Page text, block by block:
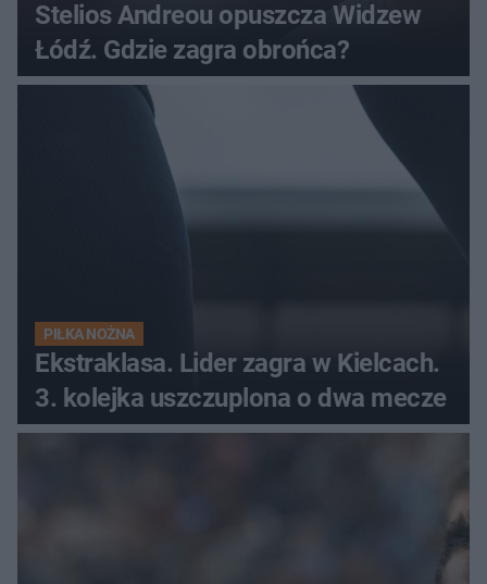
Stelios Andreou opuszcza Widzew
Łódź. Gdzie zagra obrońca?
PIŁKA NOŻNA
Ekstraklasa. Lider zagra w Kielcach.
3. kolejka uszczuplona o dwa mecze